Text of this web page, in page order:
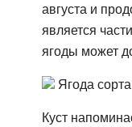
августа и
является
ягоды может
Ягода
Куст